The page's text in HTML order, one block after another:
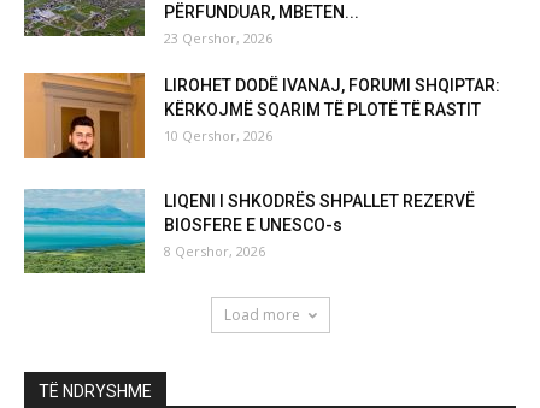
PËRFUNDUAR, MBETEN...
23 Qershor, 2026
LIROHET DODË IVANAJ, FORUMI SHQIPTAR:
KËRKOJMË SQARIM TË PLOTË TË RASTIT
10 Qershor, 2026
LIQENI I SHKODRËS SHPALLET REZERVË
BIOSFERE E UNESCO-s
8 Qershor, 2026
Load more
TË NDRYSHME